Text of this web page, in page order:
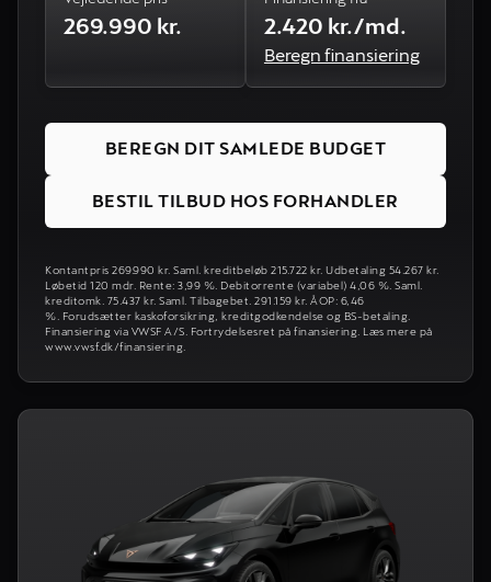
269.990 kr. 2.420 kr./md.
Beregn finansiering
BEREGN DIT SAMLEDE BUDGET
BESTIL TILBUD HOS FORHANDLER
Kontantpris 269.990 kr. Saml. kreditbeløb 215.722 kr. Udbetaling 54.267 kr.
Løbetid 120 mdr. Rente: 3,99 %. Debitorrente (variabel) 4,06 %. Saml.
kreditomk. 75.437 kr. Saml. Tilbagebet. 291.159 kr. ÅOP: 6,46
%. Forudsætter kaskoforsikring, kreditgodkendelse og BS-betaling.
Finansiering via VWSF A/S. Fortrydelsesret på finansiering. Læs mere på
www.vwsf.dk/finansiering.